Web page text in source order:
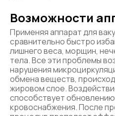
Возможности
Применяя аппарат для
сравнительно быстро
лишнего веса, морщин,
тела. Все эти проблемы
нарушения
обмена веществ,
жировом слое.
способствует
кровоснабжения. После